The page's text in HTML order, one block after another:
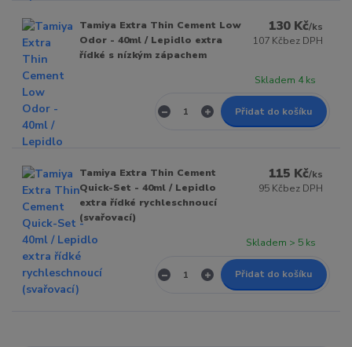
Tamiya Extra Thin Cement Low
Odor - 40ml / Lepidlo extra
řídké s nízkým zápachem
130 Kč/ks
107 Kčbez DPH
Skladem 4 ks
Přidat do košíku
Tamiya Extra Thin Cement
Quick-Set - 40ml / Lepidlo
extra řídké rychleschnoucí
(svařovací)
115 Kč/ks
95 Kčbez DPH
Skladem > 5 ks
Přidat do košíku